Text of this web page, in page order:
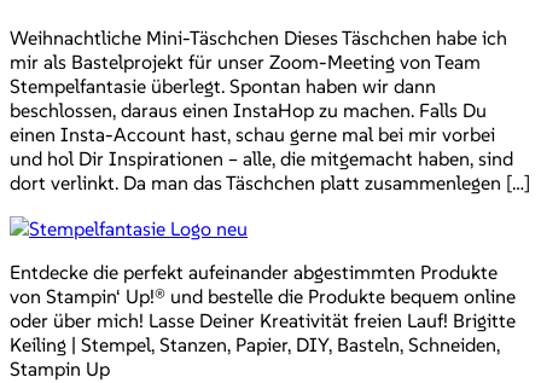
Weihnachtliche Mini-Täschchen Dieses Täschchen habe ich
mir als Bastelprojekt für unser Zoom-Meeting von Team
Stempelfantasie überlegt. Spontan haben wir dann
beschlossen, daraus einen InstaHop zu machen. Falls Du
einen Insta-Account hast, schau gerne mal bei mir vorbei
und hol Dir Inspirationen – alle, die mitgemacht haben, sind
dort verlinkt. Da man das Täschchen platt zusammenlegen […]
Entdecke die perfekt aufeinander abgestimmten Produkte
von Stampin‘ Up!® und bestelle die Produkte bequem online
oder über mich! Lasse Deiner Kreativität freien Lauf! Brigitte
Keiling | Stempel, Stanzen, Papier, DIY, Basteln, Schneiden,
Stampin Up